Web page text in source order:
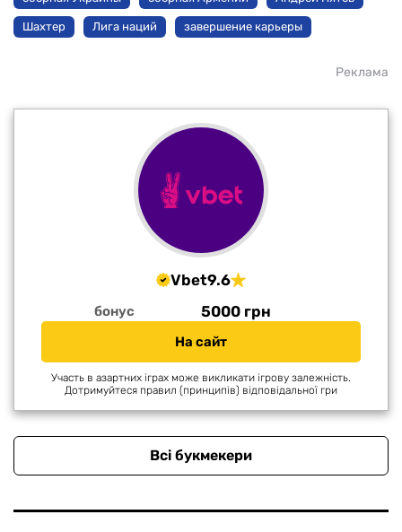
Шахтер Лига наций завершение карьеры
Реклама
Vbet9.6
бонус 5000 грн
На сайт
Участь в азартних іграх може викликати ігрову залежність.
Дотримуйтеся правил (принципів) відповідальної гри
Всі букмекери